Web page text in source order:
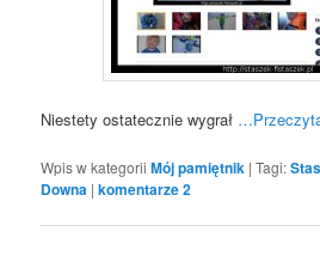
Niestety ostatecznie wygrał
Wpis w kategoriiMój pamiętnik |Tagi:
Downa |komentarze2